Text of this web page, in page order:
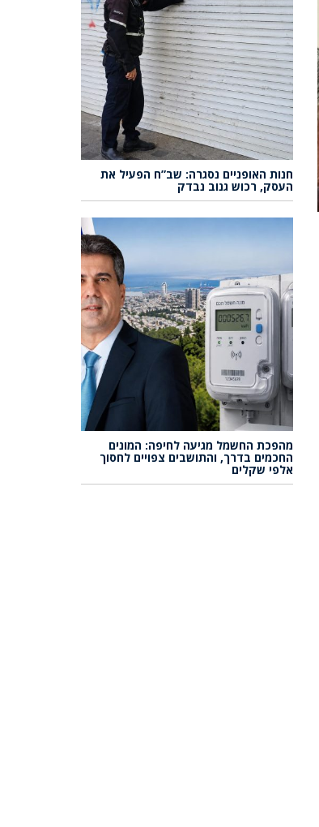
חנות האופניים נסגרה: שב”ח הפעיל את
העסק, רכוש גנוב נבדק
מהפכת החשמל מגיעה לחיפה: המונים
החכמים בדרך, והתושבים צפויים לחסוך
אלפי שקלים